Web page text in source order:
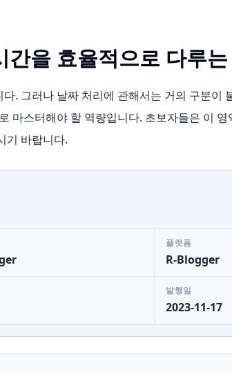
을 효율적으로 다루는
. 그러나 날짜 처리에 관해서는 거의 구분이
마스터해야 할 역량입니다. 초보자들은 이
기 바랍니다.
플랫폼
R-Blogger
발행일
2023-11-17